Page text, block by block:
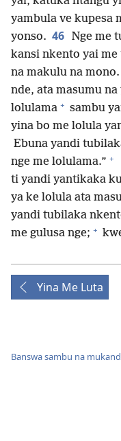
yambula ve kupesa
yonso. 46 Nge me
kansi nkento yai
na makulu na mono.
nde, ata masumu
lolulama + sambu
yina bo me lolula
Ebuna yandi
nge me lolulama.” +
ti yandi yantikaka
ya ke lolula ata
yandi tubilaka
me gulusa nge; +
Yina Me Luta
Banswa sambu na